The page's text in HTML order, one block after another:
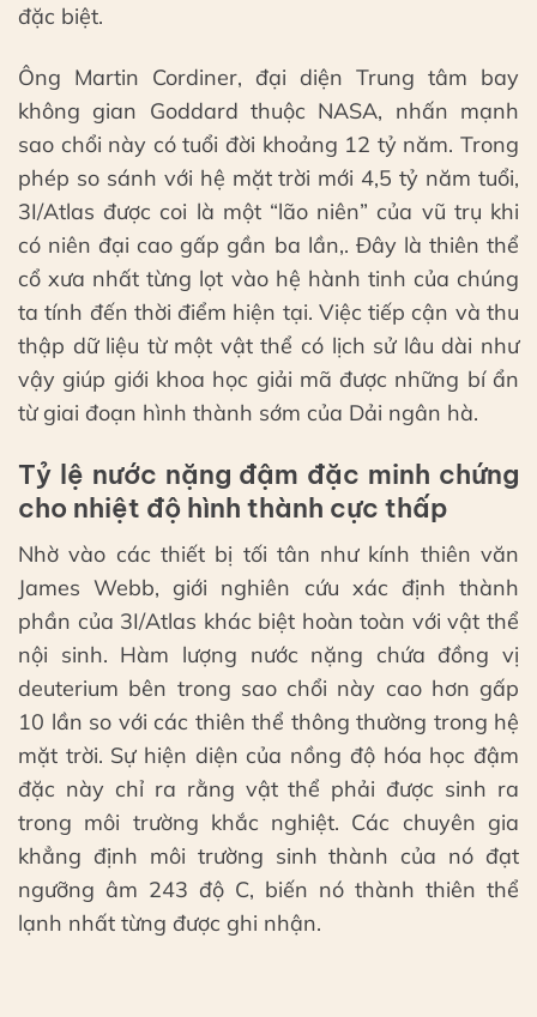
đặc biệt.
Ông Martin Cordiner, đại diện Trung tâm bay
không gian Goddard thuộc NASA, nhấn mạnh
sao chổi này có tuổi đời khoảng 12 tỷ năm. Trong
phép so sánh với hệ mặt trời mới 4,5 tỷ năm tuổi,
3I/Atlas được coi là một “lão niên” của vũ trụ khi
có niên đại cao gấp gần ba lần,. Đây là thiên thể
cổ xưa nhất từng lọt vào hệ hành tinh của chúng
ta tính đến thời điểm hiện tại. Việc tiếp cận và thu
thập dữ liệu từ một vật thể có lịch sử lâu dài như
vậy giúp giới khoa học giải mã được những bí ẩn
từ giai đoạn hình thành sớm của Dải ngân hà.
Tỷ lệ nước nặng đậm đặc minh chứng
cho nhiệt độ hình thành cực thấp
Nhờ vào các thiết bị tối tân như kính thiên văn
James Webb, giới nghiên cứu xác định thành
phần của 3I/Atlas khác biệt hoàn toàn với vật thể
nội sinh. Hàm lượng nước nặng chứa đồng vị
deuterium bên trong sao chổi này cao hơn gấp
10 lần so với các thiên thể thông thường trong hệ
mặt trời. Sự hiện diện của nồng độ hóa học đậm
đặc này chỉ ra rằng vật thể phải được sinh ra
trong môi trường khắc nghiệt. Các chuyên gia
khẳng định môi trường sinh thành của nó đạt
ngưỡng âm 243 độ C, biến nó thành thiên thể
lạnh nhất từng được ghi nhận.